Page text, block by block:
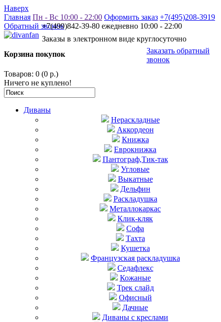
Наверх
Заказать обратный
звонок
+7(499)842-39-80 ежедневно 10:00 - 22:00
Заказы в электронном виде круглосуточно
Главная Пн - Вс 10:00 - 22:00 Оформить заказ +7(495)208-3919
Обратный звонок
Корзина покупок
Товаров: 0 (0 р.)
Ничего не куплено!
Диваны
Нераскладные
Аккордеон
Книжка
Еврокнижка
Пантограф,Тик-так
Угловые
Выкатные
Дельфин
Раскладушка
Металлокаркас
Клик-кляк
Софа
Тахта
Кушетка
Французская раскладушка
Седафлекс
Кожаные
Трек слайд
Офисный
Дачные
Диваны с креслами